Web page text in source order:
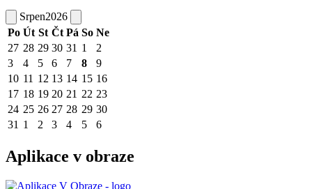
Srpen2026
Po Út St Čt Pá So Ne
27 28 29 30 31 1
2
3
4 5 6 7 8
9
10 11 12 13 14 15 16
17 18 19 20 21 22 23
24 25 26 27 28 29 30
31 1 2 3 4 5 6
Aplikace v obraze